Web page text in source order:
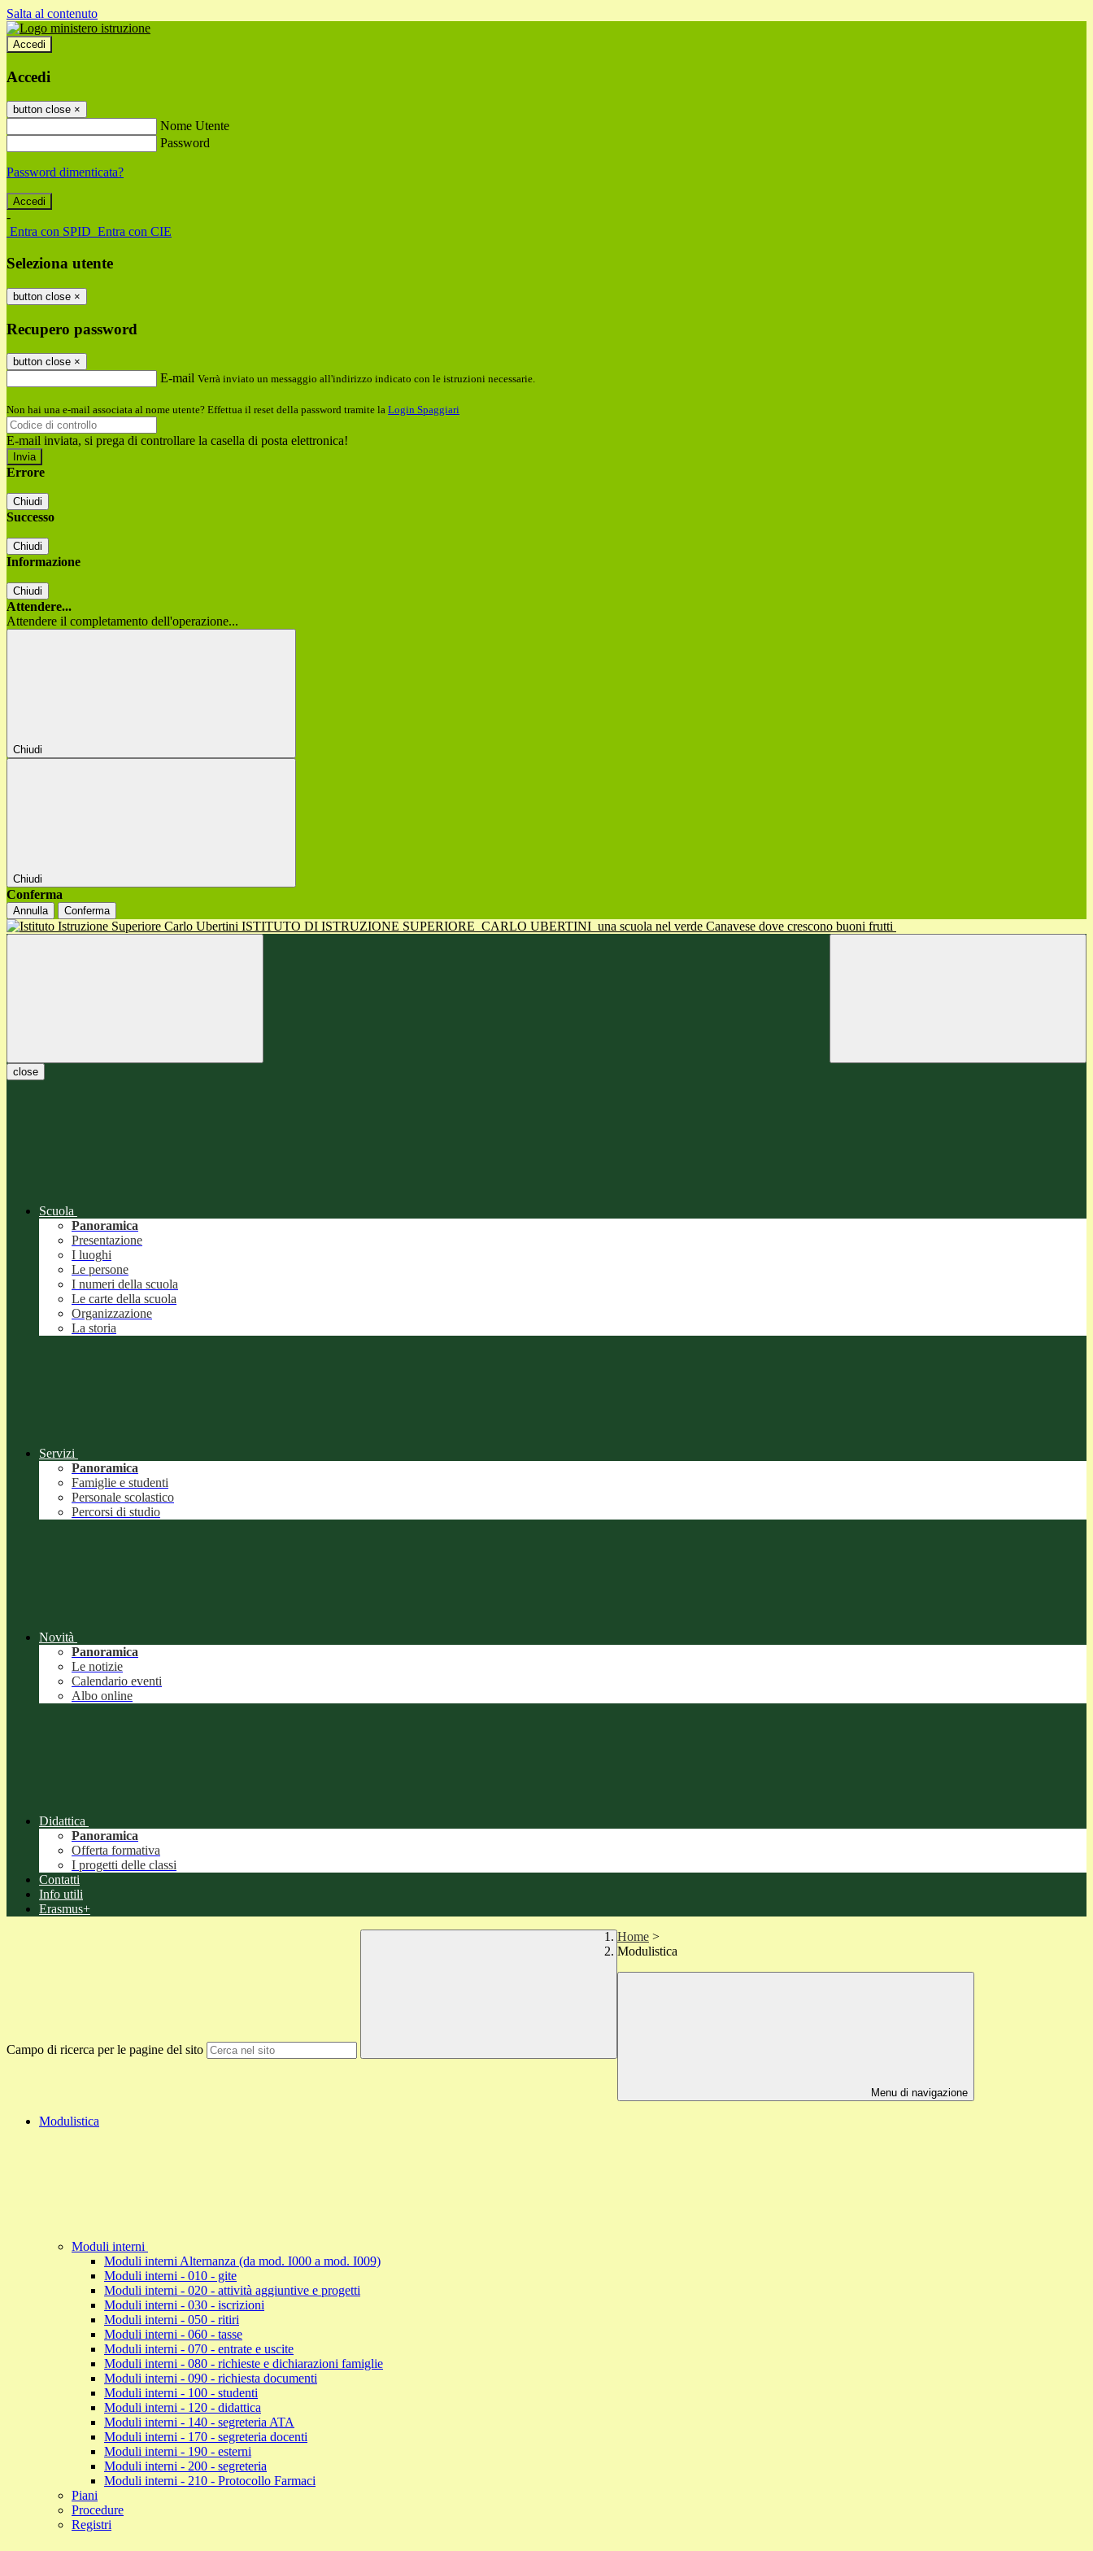
Salta al contenuto
Accedi
Accedi
button close ×
Nome Utente
Password
Password dimenticata?
-
Entra con SPID Entra con CIE
Seleziona utente
button close ×
Recupero password
button close ×
E-mail Verrà inviato un messaggio all'indirizzo indicato con le istruzioni necessarie.
Non hai una e-mail associata al nome utente? Effettua il reset della password tramite la Login Spaggiari
E-mail inviata, si prega di controllare la casella di posta elettronica!
Errore
Chiudi
Successo
Chiudi
Informazione
Chiudi
Attendere...
Attendere il completamento dell'operazione...
Chiudi
Chiudi
Conferma
Annulla Conferma
ISTITUTO DI ISTRUZIONE SUPERIORE CARLO UBERTINI una scuola nel verde Canavese dove crescono buoni frutti
close
Scuola
Panoramica
Presentazione
I luoghi
Le persone
I numeri della scuola
Le carte della scuola
Organizzazione
La storia
Servizi
Panoramica
Famiglie e studenti
Personale scolastico
Percorsi di studio
Novità
Panoramica
Le notizie
Calendario eventi
Albo online
Didattica
Panoramica
Offerta formativa
I progetti delle classi
Contatti
Info utili
Erasmus+
Campo di ricerca per le pagine del sito
Home >
Modulistica
Menu di navigazione
Modulistica
Moduli interni
Moduli interni Alternanza (da mod. I000 a mod. I009)
Moduli interni - 010 - gite
Moduli interni - 020 - attività aggiuntive e progetti
Moduli interni - 030 - iscrizioni
Moduli interni - 050 - ritiri
Moduli interni - 060 - tasse
Moduli interni - 070 - entrate e uscite
Moduli interni - 080 - richieste e dichiarazioni famiglie
Moduli interni - 090 - richiesta documenti
Moduli interni - 100 - studenti
Moduli interni - 120 - didattica
Moduli interni - 140 - segreteria ATA
Moduli interni - 170 - segreteria docenti
Moduli interni - 190 - esterni
Moduli interni - 200 - segreteria
Moduli interni - 210 - Protocollo Farmaci
Piani
Procedure
Registri